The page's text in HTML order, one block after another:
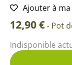
Ajouter à
12,90€- Pot
Indisponible